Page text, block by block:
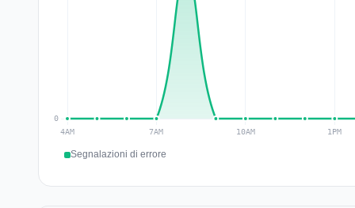
Segnalazioni di errore